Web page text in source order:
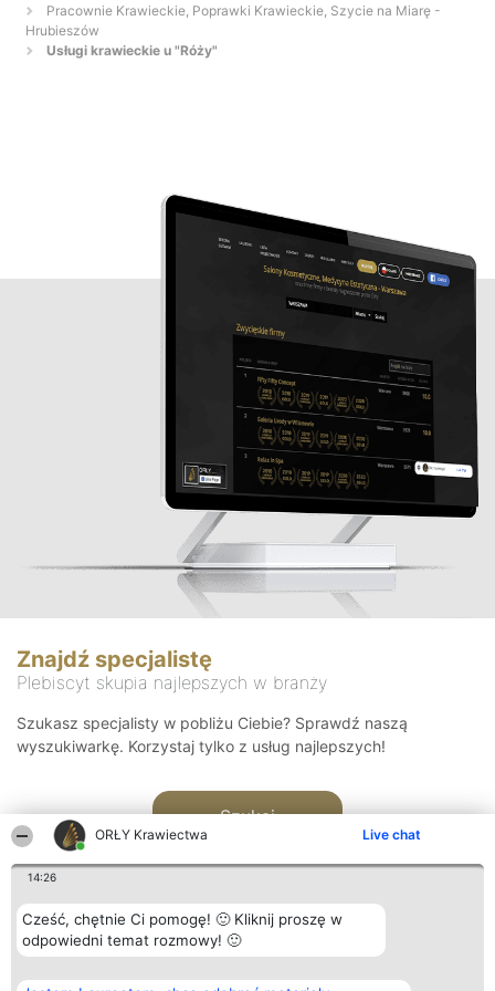
ORŁY Krawiectwa Live chat
14:26
Cześć, chętnie Ci pomogę! 🙂 Kliknij proszę w
odpowiedni temat rozmowy! 🙂
Pracownie Krawieckie, Poprawki Krawieckie, Szycie na Miarę -
Hrubieszów
Usługi krawieckie u "Róży"
Znajdź specjalistę
Plebiscyt skupia najlepszych w branży
Szukasz specjalisty w pobliżu Ciebie? Sprawdź naszą
wyszukiwarkę. Korzystaj tylko z usług najlepszych!
Szukaj
Organizator plebiscytu Plebiscyt Kontakt